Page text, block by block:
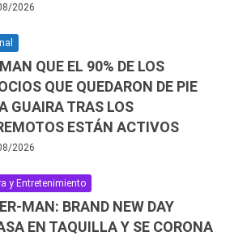
2026
QUE EL 90% DE LOS
QUE QUEDARON DE PIE
GUAIRA TRAS LOS
ESTÁN ACTIVOS
2026
y Entretenimiento
MAN: BRAND NEW DAY
EN TAQUILLA Y SE CORONA